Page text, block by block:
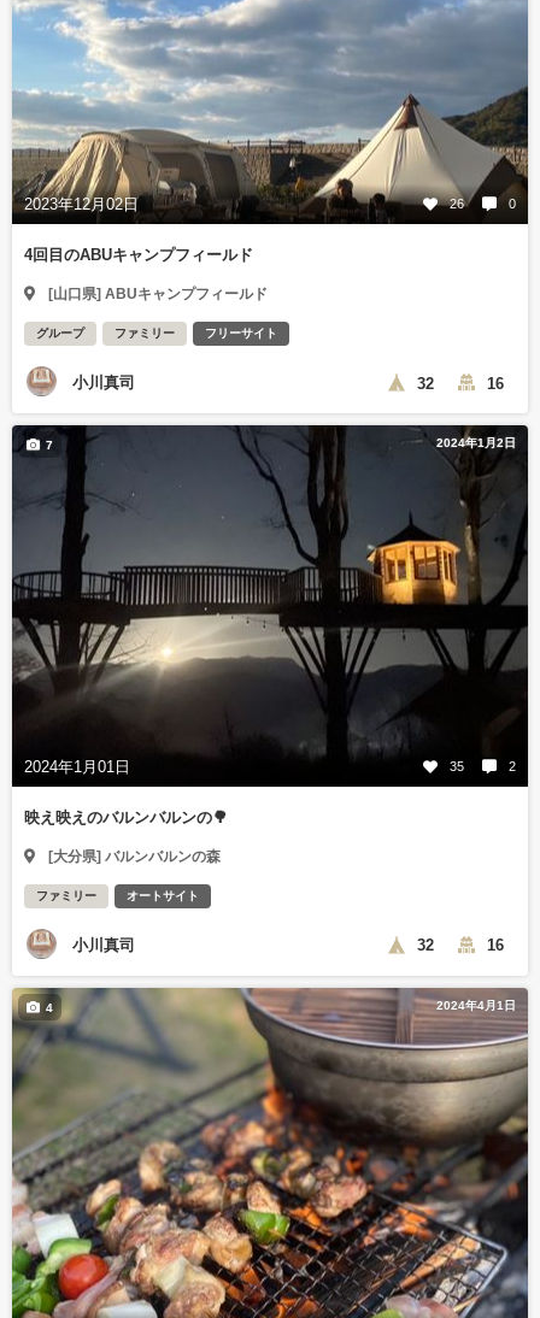
2023年12月02日 26 0
4回目のABUキャンプフィールド
[山口県] ABUキャンプフィールド
グループ ファミリー フリーサイト
小川真司 32 16
2024年1月2日
2024年1月01日 35 2
7
映え映えのバルンバルンの🌳
[大分県] バルンバルンの森
ファミリー オートサイト
小川真司 32 16
2024年4月1日
4